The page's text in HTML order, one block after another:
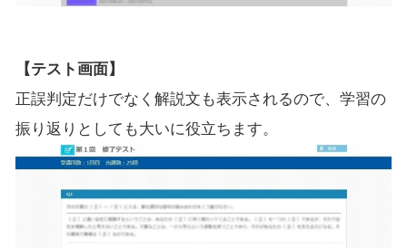
【テスト画面】
正誤判定だけでなく解説文も表示されるので、学習の
振り返りとしても大いに役立ちます。